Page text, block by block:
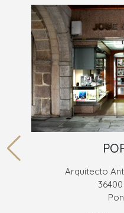
Arquitecto